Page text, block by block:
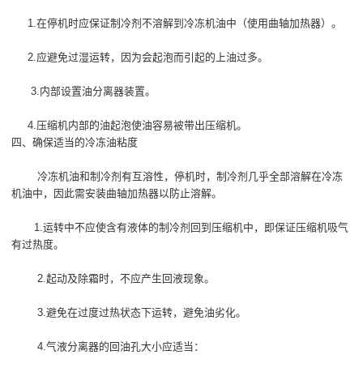
1.在停机时应保证制冷剂不溶解到冷冻机油中（使用曲轴加热器）。
2.应避免过湿运转，因为会起泡而引起的上油过多。
3.内部设置油分离器装置。
4.压缩机内部的油起泡使油容易被带出压缩机。
四、确保适当的冷冻油粘度
冷冻机油和制冷剂有互溶性，停机时，制冷剂几乎全部溶解在冷冻
机油中，因此需安装曲轴加热器以防止溶解。
1.运转中不应使含有液体的制冷剂回到压缩机中，即保证压缩机吸气
有过热度。
2.起动及除霜时，不应产生回液现象。
3.避免在过度过热状态下运转，避免油劣化。
4.气液分离器的回油孔大小应适当：